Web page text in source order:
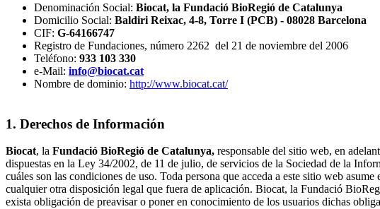
Denominación Social: Biocat, la Fundació BioRegió de Catalunya
Domicilio Social: Baldiri Reixac, 4-8, Torre I (PCB) - 08028 Barcelona
CIF: G-64166747
Registro de Fundaciones, número 2262 del 21 de noviembre del 2006
Teléfono: 933 103 330
e-Mail: info@biocat.cat
Nombre de dominio: http://www.biocat.cat/
1. Derechos de Información
Biocat, la Fundació BioRegió de Catalunya, responsable del sitio web, en
dispuestas en la Ley 34/2002, de 11 de julio, de servicios de la Sociedad de la
cuáles son las condiciones de uso. Toda persona que acceda a este sitio web
cualquier otra disposición legal que fuera de aplicación. Biocat, la Fundació
exista obligación de preavisar o poner en conocimiento de los usuarios dichas